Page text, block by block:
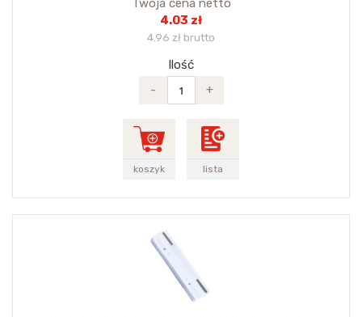
Twoja cena netto
4.03 zł
4.96 zł brutto
Ilość
-
+
koszyk lista